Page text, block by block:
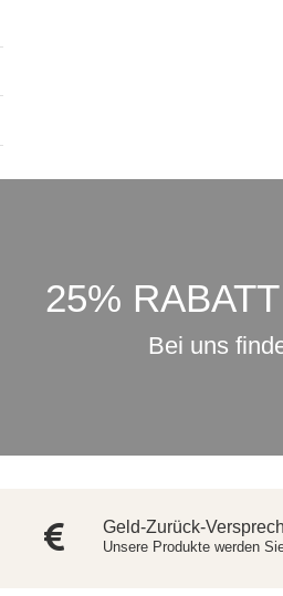
25%
Bei uns
Geld-Zurück-
Unsere Produkte werden